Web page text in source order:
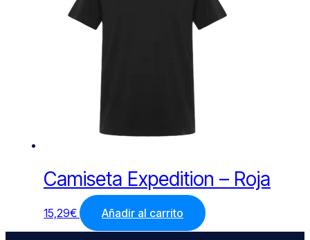
Camiseta Expedition – Roja
15,29€ Añadir al carrito